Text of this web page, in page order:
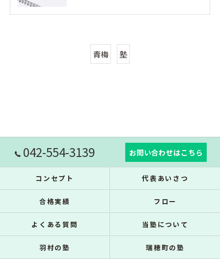
青梅 塾
042-554-3139 お問い合わせはこちら
コンセプト 代表あいさつ
合格実績 フロー
よくある質問 当塾について
羽村の塾 瑞穂町の塾